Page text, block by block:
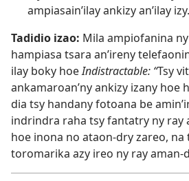
ampiasain’ilay ankizy an’ilay
Tadidio izao: Mila ampiofanina
hampiasa tsara an’ireny
ilay boky hoeIndistractable: “Tsy
ankamaroan’ny ankizy izany hoe
dia tsy handany fotoana be
indrindra raha tsy fantatry ny ray
hoe inona no ataon-dry zareo,
toromarika azy ireo ny ray aman-